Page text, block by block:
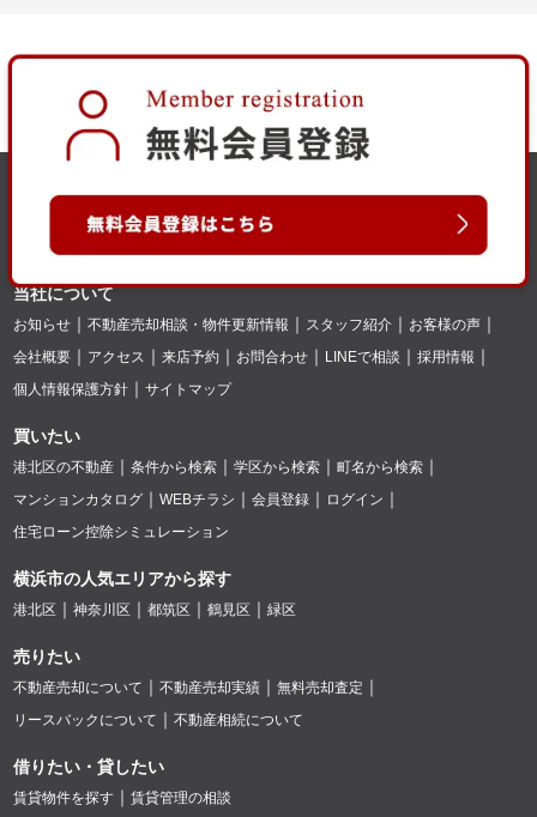
当社について
お知らせ 不動産売却相談・物件更新情報 スタッフ紹介
お客様の声
会社概要
アクセス 来店予約 お問合わせ LINEで相談
採用情報
個人情報保護方針
サイトマップ
買いたい
港北区の不動産 条件から検索 学区から検索
町名から検索
マンションカタログ
WEBチラシ 会員登録
ログイン
住宅ローン控除シミュレーション
横浜市の人気エリアから探す
港北区 神奈川区 都筑区 鶴見区 緑区
売りたい
不動産売却について 不動産売却実績
無料売却査定
リースバックについて
不動産相続について
借りたい・貸したい
賃貸物件を探す 賃貸管理の相談